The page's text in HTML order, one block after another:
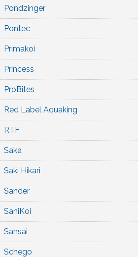
Pondzinger
Pontec
Primakoi
Princess
ProBites
Red Label Aquaking
RTF
Saka
Saki Hikari
Sander
SaniKoi
Sansai
Schego